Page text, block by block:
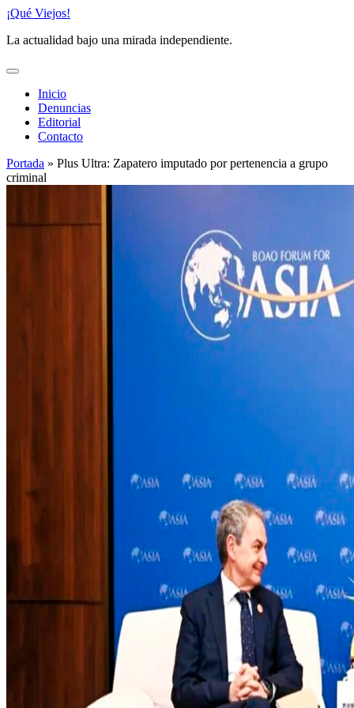
Saltar
contenido
¡Qué Viejos!
La actualidad bajo una mirada independiente.
Inicio
Denuncias
Editorial
Contacto
Portada » Plus Ultra: Zapatero imputado por pertenencia a grupo
criminal